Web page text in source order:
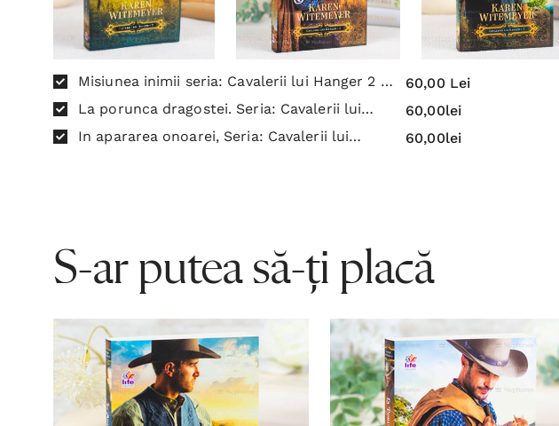
Misiunea inimii seria: Cavalerii lui Hanger 2 -
Karen Witemeyer
60,00 Lei
La porunca dragostei. Seria: Cavalerii lui
Hanger 1 - Karen Witemeyer
60,00lei
In apararea onoarei, Seria: Cavalerii lui
60,00lei
S-ar putea să-ți placă